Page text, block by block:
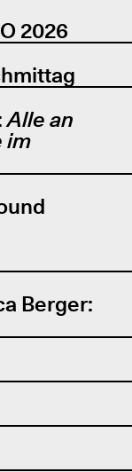
2026
Alle an
im
Berger: